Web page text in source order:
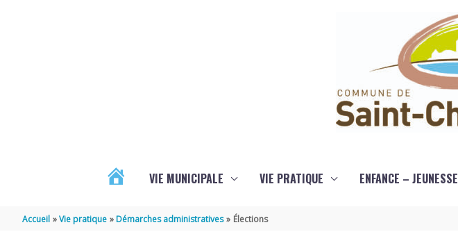
VIE MUNICIPALE VIE PRATIQUE ENFANCE – JEUNESSE
Accueil Vie pratique Démarches administratives Élections